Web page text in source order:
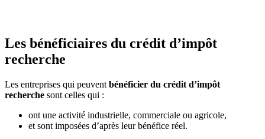
Les bénéficiaires du crédit d’impôt
recherche
Les entreprises qui peuvent bénéficier du crédit d’impôt
recherche sont celles qui :
ont une activité industrielle, commerciale ou agricole,
et sont imposées d’après leur bénéfice réel.